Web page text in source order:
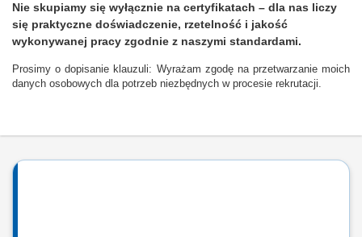
Nie skupiamy się wyłącznie na certyfikatach – dla nas liczy
się praktyczne doświadczenie, rzetelność i jakość
wykonywanej pracy zgodnie z naszymi standardami.
Prosimy o dopisanie klauzuli: Wyrażam zgodę na przetwarzanie moich
danych osobowych dla potrzeb niezbędnych w procesie rekrutacji.